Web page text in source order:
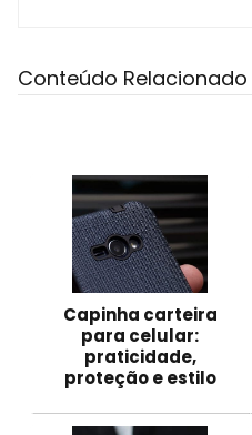
Conteúdo Relacionado
Capinha carteira
para celular:
praticidade,
proteção e estilo